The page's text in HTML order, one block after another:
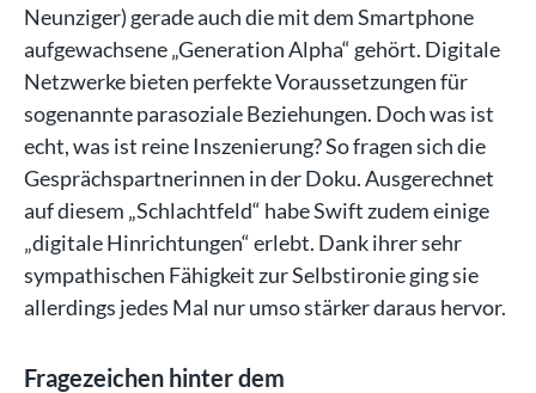
Neunziger) gerade auch die mit dem Smartphone
aufgewachsene „Generation Alpha“ gehört. Digitale
Netzwerke bieten perfekte Voraussetzungen für
sogenannte parasoziale Beziehungen. Doch was ist
echt, was ist reine Inszenierung? So fragen sich die
Gesprächspartnerinnen in der Doku. Ausgerechnet
auf diesem „Schlachtfeld“ habe Swift zudem einige
„digitale Hinrichtungen“ erlebt. Dank ihrer sehr
sympathischen Fähigkeit zur Selbstironie ging sie
allerdings jedes Mal nur umso stärker daraus hervor.
Fragezeichen hinter dem